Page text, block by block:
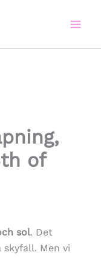
of
sol. Det
Men vi